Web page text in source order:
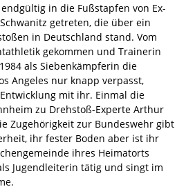
in die Fußstapfen von Ex-
getreten, die über ein
in Deutschland stand. Vom
gekommen und Trainerin
als Siebenkämpferin die
Angeles nur knapp verpasst,
mit ihr. Einmal die
zu Drehstoß-Experte Arthur
Zugehörigkeit zur Bundeswehr gibt
ihr fester Boden aber ist ihr
ihres Heimatorts
Jugendleiterin tätig und singt im